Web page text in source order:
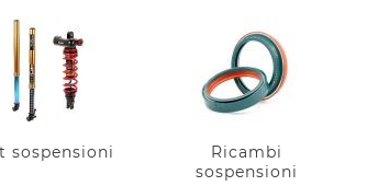
sospensioni
Ricambi
sospensioni